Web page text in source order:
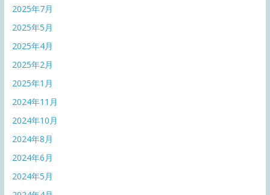
2025年7月
2025年5月
2025年4月
2025年2月
2025年1月
2024年11月
2024年10月
2024年8月
2024年6月
2024年5月